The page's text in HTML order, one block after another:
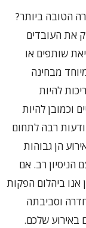
הטובה ביותר?
את העובדים
שותפים או
מבחינה
להיות
וכמובן להיות
רבה לתחום
הן גבוהות
הניסיון רב. אם
אנו ביהלום הפקות
חדרה וסביבתה
באירוע שלכם.